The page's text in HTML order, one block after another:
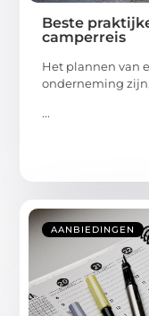
Beste
camperreis
Het plannen van
onderneming
...
AANBIEDINGEN